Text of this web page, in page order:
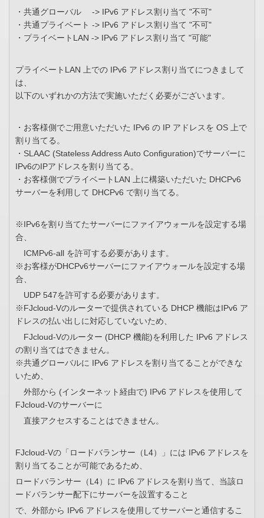
・共通グローバル -> IPv6 アドレス割り当て "不可"
・共通プライベート -> IPv6 アドレス割り当て "不可"
・プライベートLAN -> IPv6 アドレス割り当て "可能"
プライベートLAN 上での IPv6 アドレス割り当てにつきまして
は、
以下のいずれかの方法で実施いただく必要がございます。
・お客様側でご用意いただいた IPv6 の IP アドレスを OS 上で
割り当てる。
・SLAAC (Stateless Address Auto Configuration)でサーバーに
IPv6のIPアドレスを割り当てる。
・お客様側でプライベートLAN 上に構築いただいた DHCPv6
サーバーを利用して DHCPv6 で割り当てる。
※IPv6を割り当てたサーバーにファイアウォールを設定する場
合、
ICMPv6-all を許可する必要があります。
※お客様がDHCPv6サーバーにファイアウォールを設定する場
合、
UDP 547を許可する必要があります。
※FJcloud-Vのルーターで提供されている DHCP 機能はIPv6 ア
ドレスの払い出しに対応していないため、
FJcloud-Vのルーター (DHCP 機能)を利用した IPv6 アドレス
の割り当てはできません。
※共通グローバルに IPv6 アドレスを割り当てることができな
いため、
外部から (インターネット経由で) IPv6 アドレスを使用して
FJcloud-Vのサーバーに
直接アクセスすることはできません。
FJcloud-Vの「ロードバランサー（L4）」には IPv6 アドレスを
割り当てることが可能であるため、
ロードバランサー（L4）に IPv6 アドレスを割り当て、当該ロ
ードバランサー配下にサーバーを設置すること
で、外部から IPv6 アドレスを使用してサーバーと通信するこ